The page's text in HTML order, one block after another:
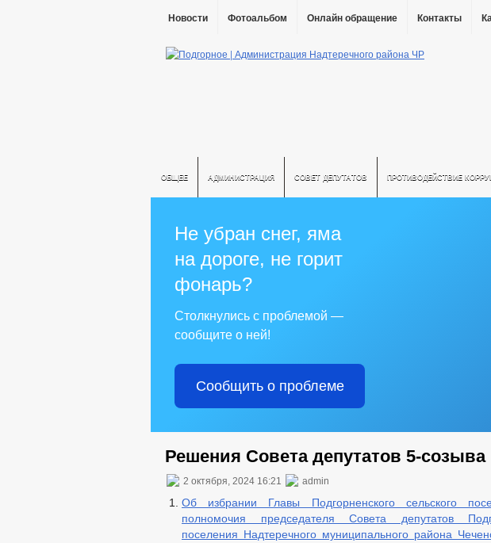
Новости Фотоальбом Онлайн обращение Контакты
ОБЩЕЕ АДМИНИСТРАЦИЯ СОВЕТ ДЕПУТАТОВ ПРОТИВОДЕЙСТВИЕ
Не убран снег, яма
на дороге, не горит
фонарь?
Столкнулись с проблемой —
сообщите о ней!
Сообщить о проблеме
Решения Совета депутатов 5-созыва
2 октября, 2024 16:21 admin
Об избрании Главы Подгорненского сельского
полномочия председателя Совета депутатов
поселения Надтеречного муниципального района